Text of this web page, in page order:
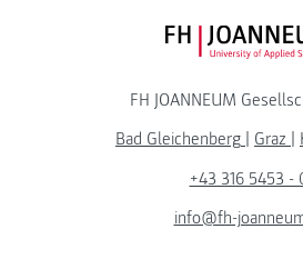
FH JOANNEUM
Bad Gleichenberg
Graz
+43 316 5453 -
info@fh-